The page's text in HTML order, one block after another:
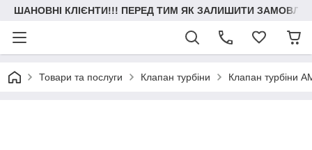
ШАНОВНІ КЛІЄНТИ!!! ПЕРЕД ТИМ ЯК ЗАЛИШИТИ
Товари та послуги Клапан турбіни Клапан турбіни